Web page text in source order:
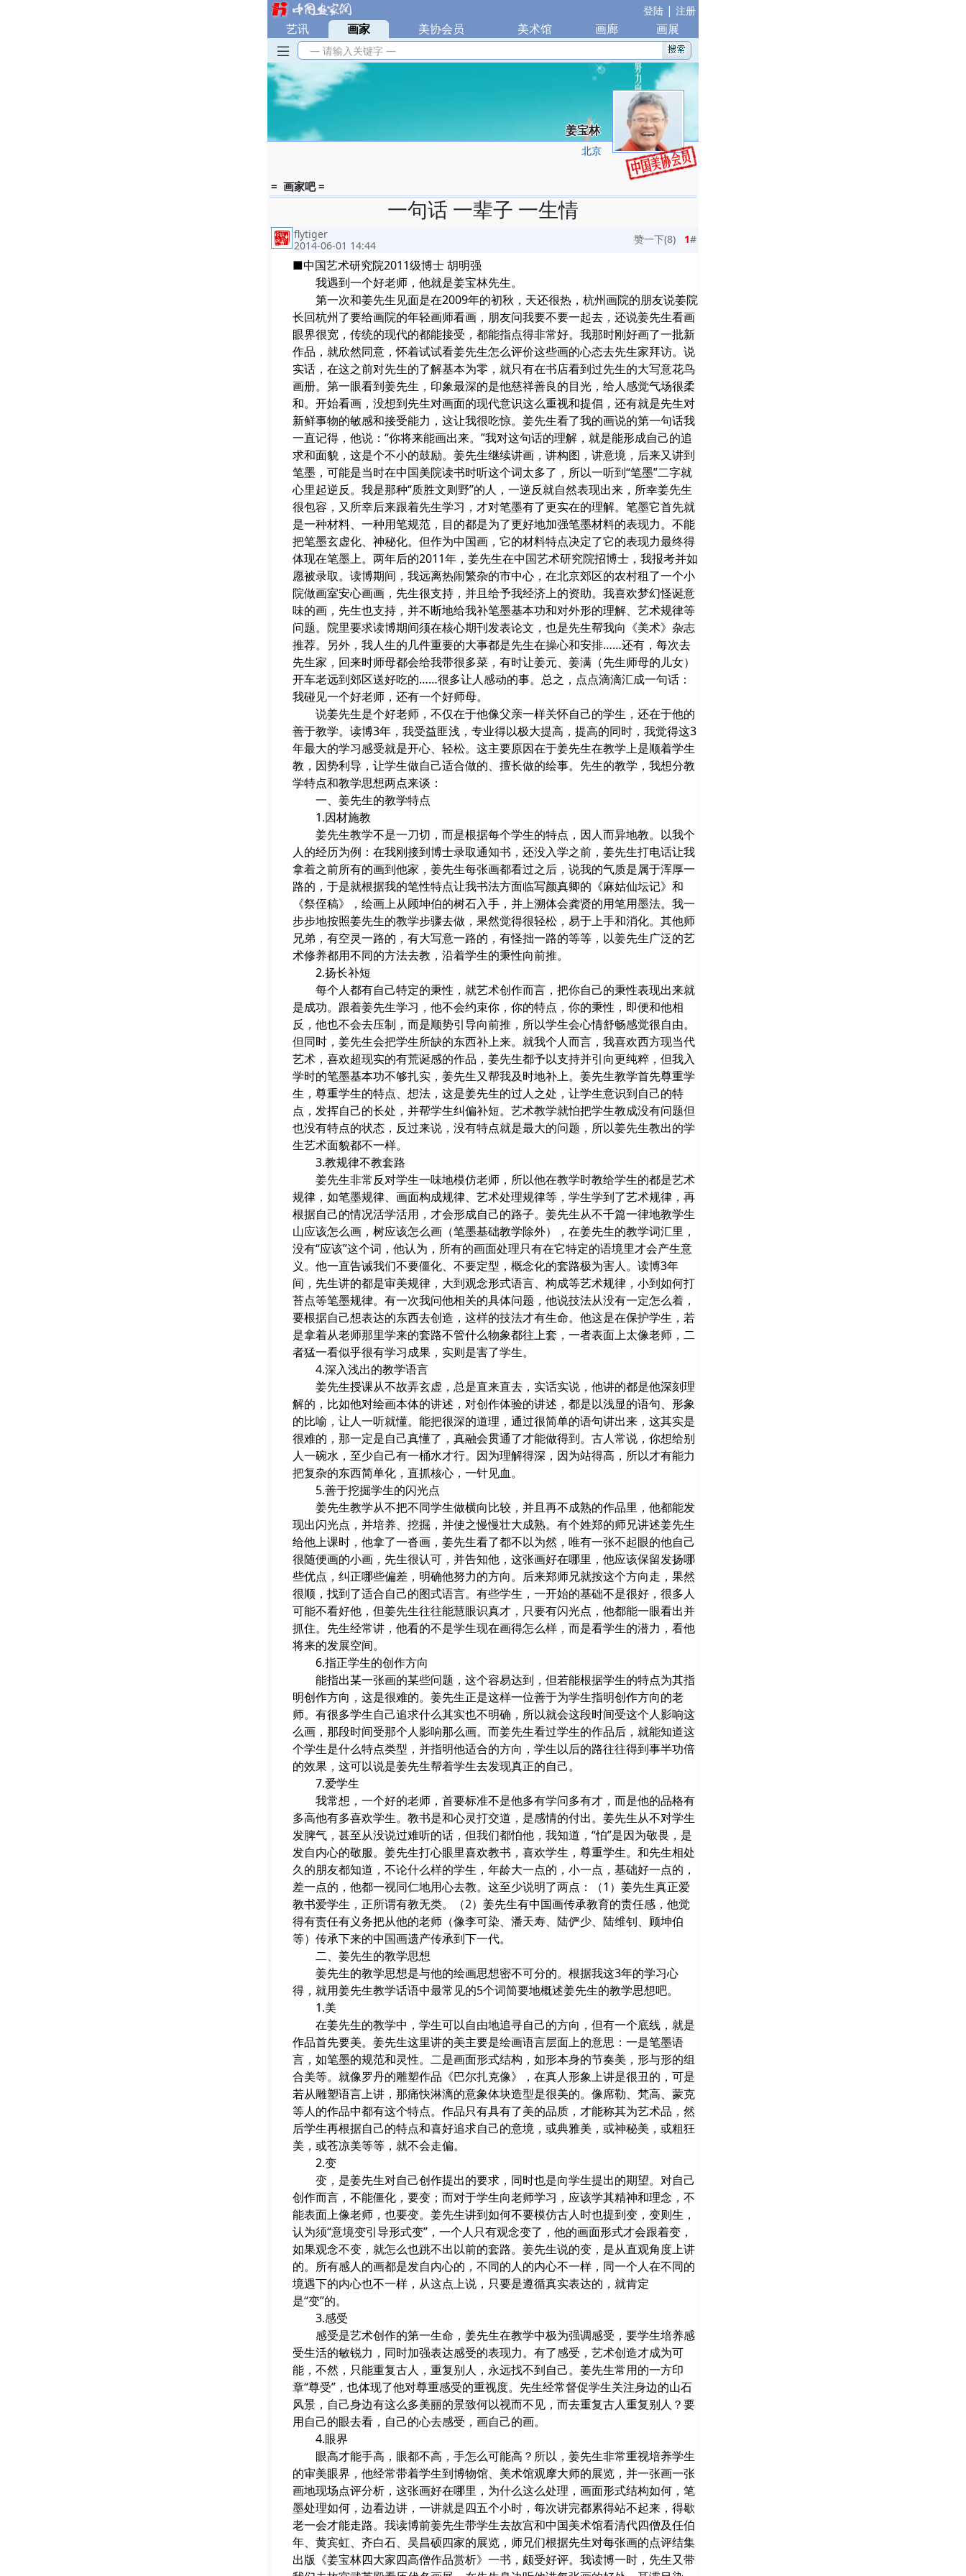
登陆 | 注册
艺讯 | 画家 美协会员 美术馆 画廊 画展
— 请输入关键字 —
姜宝林
北京
= 画家吧 =
一句话 一辈子 一生情
赞一下(8) 1#
flytiger
2014-06-01 14:44
■中国艺术研究院2011级博士 胡明强
我遇到一个好老师，他就是姜宝林先生。
第一次和姜先生见面是在2009年的初秋，天还很热，杭州画院的朋友说姜院
长回杭州了要给画院的年轻画师看画，朋友问我要不要一起去，还说姜先生看画
眼界很宽，传统的现代的都能接受，都能指点得非常好。我那时刚好画了一批新
作品，就欣然同意，怀着试试看姜先生怎么评价这些画的心态去先生家拜访。说
实话，在这之前对先生的了解基本为零，就只有在书店看到过先生的大写意花鸟
画册。第一眼看到姜先生，印象最深的是他慈祥善良的目光，给人感觉气场很柔
和。开始看画，没想到先生对画面的现代意识这么重视和提倡，还有就是先生对
新鲜事物的敏感和接受能力，这让我很吃惊。姜先生看了我的画说的第一句话我
一直记得，他说：“你将来能画出来。”我对这句话的理解，就是能形成自己的追
求和面貌，这是个不小的鼓励。姜先生继续讲画，讲构图，讲意境，后来又讲到
笔墨，可能是当时在中国美院读书时听这个词太多了，所以一听到“笔墨”二字就
心里起逆反。我是那种“质胜文则野”的人，一逆反就自然表现出来，所幸姜先生
很包容，又所幸后来跟着先生学习，才对笔墨有了更实在的理解。笔墨它首先就
是一种材料、一种用笔规范，目的都是为了更好地加强笔墨材料的表现力。不能
把笔墨玄虚化、神秘化。但作为中国画，它的材料特点决定了它的表现力最终得
体现在笔墨上。两年后的2011年，姜先生在中国艺术研究院招博士，我报考并如
愿被录取。读博期间，我远离热闹繁杂的市中心，在北京郊区的农村租了一个小
院做画室安心画画，先生很支持，并且给予我经济上的资助。我喜欢梦幻怪诞意
味的画，先生也支持，并不断地给我补笔墨基本功和对外形的理解、艺术规律等
问题。院里要求读博期间须在核心期刊发表论文，也是先生帮我向《美术》杂志
推荐。另外，我人生的几件重要的大事都是先生在操心和安排……还有，每次去
先生家，回来时师母都会给我带很多菜，有时让姜元、姜满（先生师母的儿女）
开车老远到郊区送好吃的……很多让人感动的事。总之，点点滴滴汇成一句话：
我碰见一个好老师，还有一个好师母。
说姜先生是个好老师，不仅在于他像父亲一样关怀自己的学生，还在于他的
善于教学。读博3年，我受益匪浅，专业得以极大提高，提高的同时，我觉得这3
年最大的学习感受就是开心、轻松。这主要原因在于姜先生在教学上是顺着学生
教，因势利导，让学生做自己适合做的、擅长做的绘事。先生的教学，我想分教
学特点和教学思想两点来谈：
一、姜先生的教学特点
1.因材施教
姜先生教学不是一刀切，而是根据每个学生的特点，因人而异地教。以我个
人的经历为例：在我刚接到博士录取通知书，还没入学之前，姜先生打电话让我
拿着之前所有的画到他家，姜先生每张画都看过之后，说我的气质是属于浑厚一
路的，于是就根据我的笔性特点让我书法方面临写颜真卿的《麻姑仙坛记》和
《祭侄稿》，绘画上从顾坤伯的树石入手，并上溯体会龚贤的用笔用墨法。我一
步步地按照姜先生的教学步骤去做，果然觉得很轻松，易于上手和消化。其他师
兄弟，有空灵一路的，有大写意一路的，有怪拙一路的等等，以姜先生广泛的艺
术修养都用不同的方法去教，沿着学生的秉性向前推。
2.扬长补短
每个人都有自己特定的秉性，就艺术创作而言，把你自己的秉性表现出来就
是成功。跟着姜先生学习，他不会约束你，你的特点，你的秉性，即便和他相
反，他也不会去压制，而是顺势引导向前推，所以学生会心情舒畅感觉很自由。
但同时，姜先生会把学生所缺的东西补上来。就我个人而言，我喜欢西方现当代
艺术，喜欢超现实的有荒诞感的作品，姜先生都予以支持并引向更纯粹，但我入
学时的笔墨基本功不够扎实，姜先生又帮我及时地补上。姜先生教学首先尊重学
生，尊重学生的特点、想法，这是姜先生的过人之处，让学生意识到自己的特
点，发挥自己的长处，并帮学生纠偏补短。艺术教学就怕把学生教成没有问题但
也没有特点的状态，反过来说，没有特点就是最大的问题，所以姜先生教出的学
生艺术面貌都不一样。
3.教规律不教套路
姜先生非常反对学生一味地模仿老师，所以他在教学时教给学生的都是艺术
规律，如笔墨规律、画面构成规律、艺术处理规律等，学生学到了艺术规律，再
根据自己的情况活学活用，才会形成自己的路子。姜先生从不千篇一律地教学生
山应该怎么画，树应该怎么画（笔墨基础教学除外），在姜先生的教学词汇里，
没有“应该”这个词，他认为，所有的画面处理只有在它特定的语境里才会产生意
义。他一直告诫我们不要僵化、不要定型，概念化的套路极为害人。读博3年
间，先生讲的都是审美规律，大到观念形式语言、构成等艺术规律，小到如何打
苔点等笔墨规律。有一次我问他相关的具体问题，他说技法从没有一定怎么着，
要根据自己想表达的东西去创造，这样的技法才有生命。他这是在保护学生，若
是拿着从老师那里学来的套路不管什么物象都往上套，一者表面上太像老师，二
者猛一看似乎很有学习成果，实则是害了学生。
4.深入浅出的教学语言
姜先生授课从不故弄玄虚，总是直来直去，实话实说，他讲的都是他深刻理
解的，比如他对绘画本体的讲述，对创作体验的讲述，都是以浅显的语句、形象
的比喻，让人一听就懂。能把很深的道理，通过很简单的语句讲出来，这其实是
很难的，那一定是自己真懂了，真融会贯通了才能做得到。古人常说，你想给别
人一碗水，至少自己有一桶水才行。因为理解得深，因为站得高，所以才有能力
把复杂的东西简单化，直抓核心，一针见血。
5.善于挖掘学生的闪光点
姜先生教学从不把不同学生做横向比较，并且再不成熟的作品里，他都能发
现出闪光点，并培养、挖掘，并使之慢慢壮大成熟。有个姓郑的师兄讲述姜先生
给他上课时，他拿了一沓画，姜先生看了都不以为然，唯有一张不起眼的他自己
很随便画的小画，先生很认可，并告知他，这张画好在哪里，他应该保留发扬哪
些优点，纠正哪些偏差，明确他努力的方向。后来郑师兄就按这个方向走，果然
很顺，找到了适合自己的图式语言。有些学生，一开始的基础不是很好，很多人
可能不看好他，但姜先生往往能慧眼识真才，只要有闪光点，他都能一眼看出并
抓住。先生经常讲，他看的不是学生现在画得怎么样，而是看学生的潜力，看他
将来的发展空间。
6.指正学生的创作方向
能指出某一张画的某些问题，这个容易达到，但若能根据学生的特点为其指
明创作方向，这是很难的。姜先生正是这样一位善于为学生指明创作方向的老
师。有很多学生自己追求什么其实也不明确，所以就会这段时间受这个人影响这
么画，那段时间受那个人影响那么画。而姜先生看过学生的作品后，就能知道这
个学生是什么特点类型，并指明他适合的方向，学生以后的路往往得到事半功倍
的效果，这可以说是姜先生帮着学生去发现真正的自己。
7.爱学生
我常想，一个好的老师，首要标准不是他多有学问多有才，而是他的品格有
多高他有多喜欢学生。教书是和心灵打交道，是感情的付出。姜先生从不对学生
发脾气，甚至从没说过难听的话，但我们都怕他，我知道，“怕”是因为敬畏，是
发自内心的敬服。姜先生打心眼里喜欢教书，喜欢学生，尊重学生。和先生相处
久的朋友都知道，不论什么样的学生，年龄大一点的，小一点，基础好一点的，
差一点的，他都一视同仁地用心去教。这至少说明了两点：（1）姜先生真正爱
教书爱学生，正所谓有教无类。（2）姜先生有中国画传承教育的责任感，他觉
得有责任有义务把从他的老师（像李可染、潘天寿、陆俨少、陆维钊、顾坤伯
等）传承下来的中国画遗产传承到下一代。
二、姜先生的教学思想
姜先生的教学思想是与他的绘画思想密不可分的。根据我这3年的学习心
得，就用姜先生教学话语中最常见的5个词简要地概述姜先生的教学思想吧。
1.美
在姜先生的教学中，学生可以自由地追寻自己的方向，但有一个底线，就是
作品首先要美。姜先生这里讲的美主要是绘画语言层面上的意思：一是笔墨语
言，如笔墨的规范和灵性。二是画面形式结构，如形本身的节奏美，形与形的组
合美等。就像罗丹的雕塑作品《巴尔扎克像》，在真人形象上讲是很丑的，可是
若从雕塑语言上讲，那痛快淋漓的意象体块造型是很美的。像席勒、梵高、蒙克
等人的作品中都有这个特点。作品只有具有了美的品质，才能称其为艺术品，然
后学生再根据自己的特点和喜好追求自己的意境，或典雅美，或神秘美，或粗狂
美，或苍凉美等等，就不会走偏。
2.变
变，是姜先生对自己创作提出的要求，同时也是向学生提出的期望。对自己
创作而言，不能僵化，要变；而对于学生向老师学习，应该学其精神和理念，不
能表面上像老师，也要变。姜先生讲到如何不要模仿古人时也提到变，变则生，
认为须“意境变引导形式变”，一个人只有观念变了，他的画面形式才会跟着变，
如果观念不变，就怎么也跳不出以前的套路。姜先生说的变，是从直观角度上讲
的。所有感人的画都是发自内心的，不同的人的内心不一样，同一个人在不同的
境遇下的内心也不一样，从这点上说，只要是遵循真实表达的，就肯定
是“变”的。
3.感受
感受是艺术创作的第一生命，姜先生在教学中极为强调感受，要学生培养感
受生活的敏锐力，同时加强表达感受的表现力。有了感受，艺术创造才成为可
能，不然，只能重复古人，重复别人，永远找不到自己。姜先生常用的一方印
章“尊受”，也体现了他对尊重感受的重视度。先生经常督促学生关注身边的山石
风景，自己身边有这么多美丽的景致何以视而不见，而去重复古人重复别人？要
用自己的眼去看，自己的心去感受，画自己的画。
4.眼界
眼高才能手高，眼都不高，手怎么可能高？所以，姜先生非常重视培养学生
的审美眼界，他经常带着学生到博物馆、美术馆观摩大师的展览，并一张画一张
画地现场点评分析，这张画好在哪里，为什么这么处理，画面形式结构如何，笔
墨处理如何，边看边讲，一讲就是四五个小时，每次讲完都累得站不起来，得歇
老一会才能走路。我读博前姜先生带学生去故宫和中国美术馆看清代四僧及任伯
年、黄宾虹、齐白石、吴昌硕四家的展览，师兄们根据先生对每张画的点评结集
出版《姜宝林四大家四高僧作品赏析》一书，颇受好评。我读博一时，先生又带